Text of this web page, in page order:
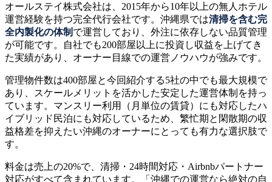
オールステイ株式会社は、2015年から10年以上の無人ホテル
運営経験を持つ完全代行会社です。沖縄県では清掃を含む完
全内製化の体制 で運営しており、外注に依存しない品質管理
が可能です。自社でも200部屋以上に投資し収益を上げてき
た実績があり、オーナー目線での運営ノウハウが強みです。
管理物件数は400部屋と今回紹介する5社の中でも最大規模で
あり、スケールメリットを活かした安定した運営体制を持っ
ています。マンスリー利用（月単位の賃貸）にも対応したハ
イブリッド民泊にも対応しているため、繁忙期と閑散期の収
益格差を抑えたい沖縄のオーナーにとっても有力な選択肢で
す。
料金は売上の20%で、清掃・24時間対応・Airbnbパートナー
対応がすべて含まれています。「沖縄での運営なら絶対の自